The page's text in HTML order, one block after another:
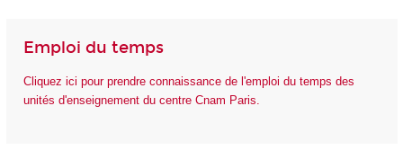
Emploi du temps
Cliquez ici pour prendre connaissance de l'emploi du temps des
unités d'enseignement du centre Cnam Paris.